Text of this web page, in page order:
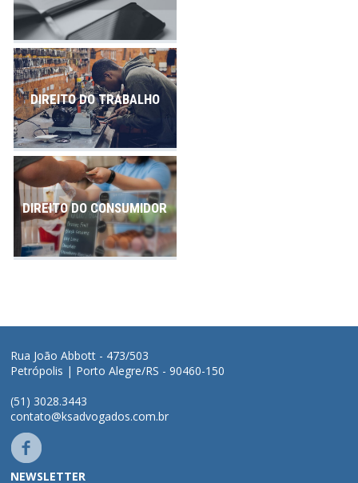
DIREITO DO TRABALHO
DIREITO DO CONSUMIDOR
Rua João Abbott - 473/503
Petrópolis | Porto Alegre/RS - 90460-150
(51) 3028.3443
contato@ksadvogados.com.br
NEWSLETTER